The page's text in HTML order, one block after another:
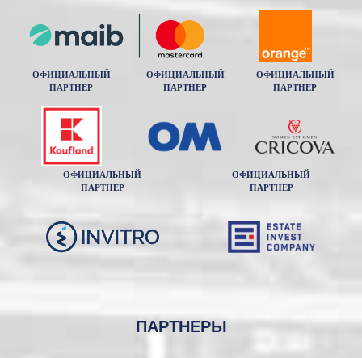
ОФИЦИАЛЬНЫЙ
ПАРТНЕР
ОФИЦИАЛЬНЫЙ
ПАРТНЕР
ОФИЦИАЛЬНЫЙ
ПАРТНЕР
ОФИЦИАЛЬНЫЙ
ПАРТНЕР
ОФИЦИАЛЬНЫЙ
ПАРТНЕР
ПАРТНЕРЫ